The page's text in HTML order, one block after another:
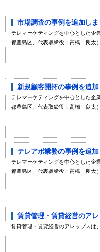
市場調査の事例を追加しま
テレマーケティングを中心とした企
都豊島区、代表取締役：高橋 良太
新規顧客開拓の事例を追加
テレマーケティングを中心とした企
都豊島区、代表取締役：高橋 良太
テレアポ業務の事例を追加
テレマーケティングを中心とした企
都豊島区、代表取締役：高橋 良太
賃貸管理・賃貸経営のア
賃貸管理・賃貸経営のアレップスは